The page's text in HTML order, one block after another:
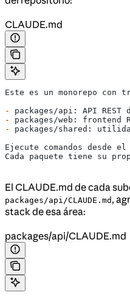
CLAUDE.md
Este es un monorepo con
-
packages/api: API REST
-
packages/web: frontend
-
packages/shared:
Ejecute comandos desde
Cada paquete tiene su
El CLAUDE.md de cada
packages/api/CLAUDE.md ,
stack de esa área:
packages/api/CLAUDE.md